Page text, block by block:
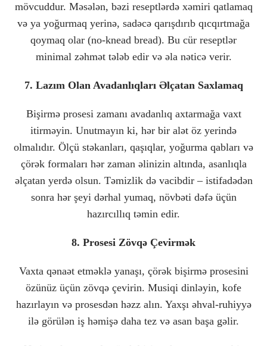
mövcuddur. Məsələn, bəzi reseptlərdə xəmiri qatlamaq
və ya yoğurmaq yerinə, sadəcə qarışdırıb qıcqırtmağa
qoymaq olar (no-knead bread). Bu cür reseptlər
minimal zəhmət tələb edir və əla nəticə verir.
7. Lazım Olan Avadanlıqları Əlçatan Saxlamaq
Bişirmə prosesi zamanı avadanlıq axtarmağa vaxt
itirməyin. Unutmayın ki, hər bir alət öz yerində
olmalıdır. Ölçü stəkanları, qaşıqlar, yoğurma qabları və
çörək formaları hər zaman əlinizin altında, asanlıqla
əlçatan yerdə olsun. Təmizlik də vacibdir – istifadədən
sonra hər şeyi dərhal yumaq, növbəti dəfə üçün
hazırcıllıq təmin edir.
8. Prosesi Zövqə Çevirmək
Vaxta qənaət etməklə yanaşı, çörək bişirmə prosesini
özünüz üçün zövqə çevirin. Musiqi dinləyin, kofe
hazırlayın və prosesdən həzz alın. Yaxşı əhval-ruhiyyə
ilə görülən iş həmişə daha tez və asan başa gəlir.